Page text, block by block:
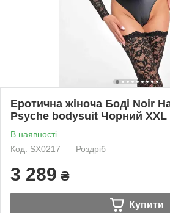
Еротична жіноча Боді Noir
Psyche bodysuit Чорний XXL
В наявності
Код: SX0217
Роздріб
3 289 ₴
Купити